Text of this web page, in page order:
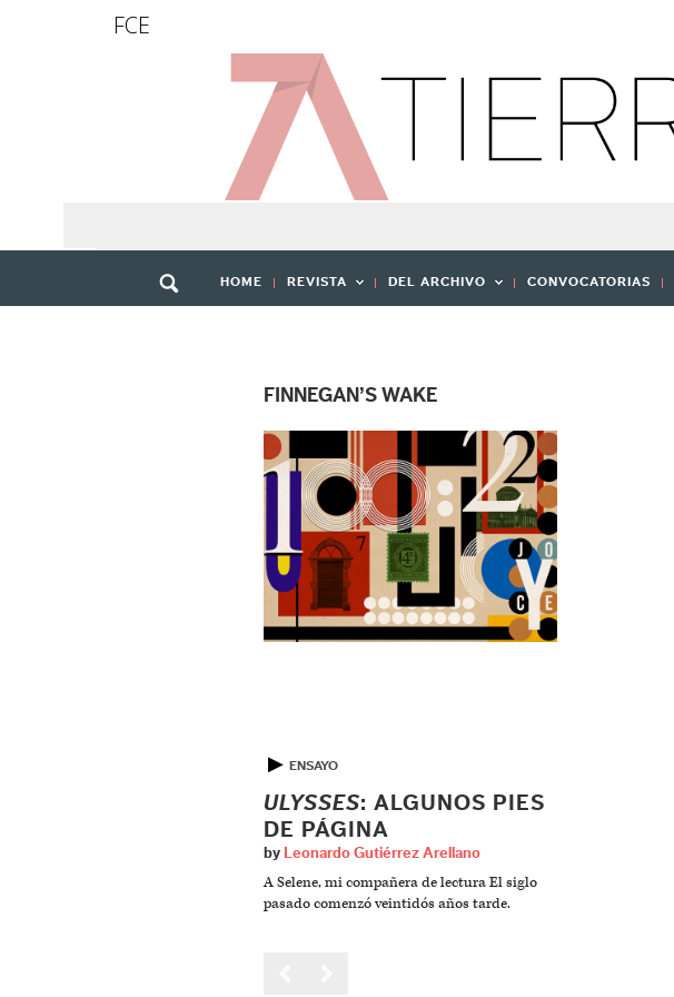
FCE
HOME REVISTA DEL ARCHIVO CONVOCATORIAS
FINNEGAN’S WAKE
▶ ENSAYO
ULYSSES: ALGUNOS PIES
DE PÁGINA
by Leonardo Gutiérrez Arellano
A Selene, mi compañera de lectura El siglo
pasado comenzó veintidós años tarde.